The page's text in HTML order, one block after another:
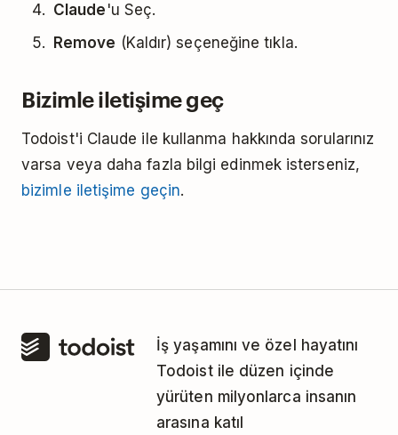
Claude 'u Seç.
Remove (Kaldır) seçeneğine tıkla.
Bizimle iletişime geç
Todoist'i Claude ile kullanma hakkında sorularınız
varsa veya daha fazla bilgi edinmek isterseniz,
bizimle iletişime geçin.
İş yaşamını ve özel hayatını
Todoist ile düzen içinde
yürüten milyonlarca insanın
arasına katıl